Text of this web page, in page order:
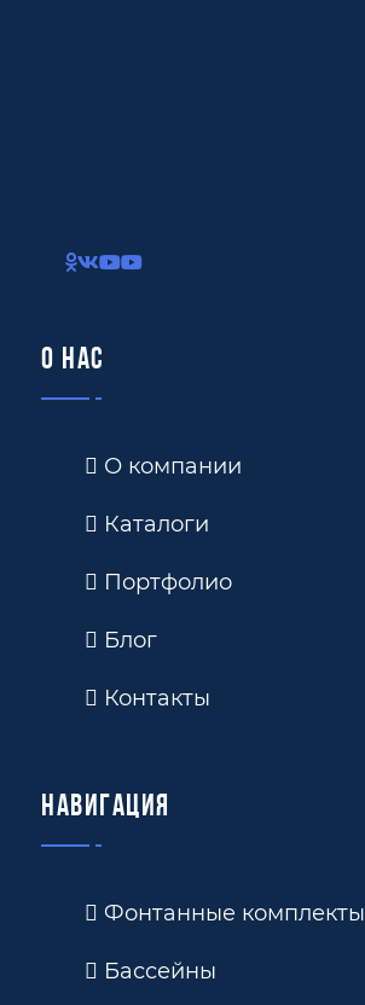
О нас
О компании
Каталоги
Портфолио
Блог
Контакты
Навигация
Фонтанные комплекты
Бассейны